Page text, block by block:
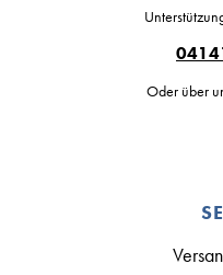
Oder über